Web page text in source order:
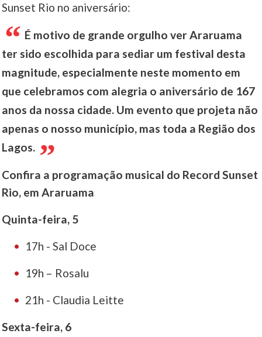
Sunset Rio no aniversário:
É motivo de grande orgulho ver Araruama
ter sido escolhida para sediar um festival desta
magnitude, especialmente neste momento em
que celebramos com alegria o aniversário de 167
anos da nossa cidade. Um evento que projeta não
apenas o nosso município, mas toda a Região dos
Lagos.
Confira a programação musical do Record Sunset
Rio, em Araruama
Quinta-feira, 5
17h - Sal Doce
19h – Rosalu
21h - Claudia Leitte
Sexta-feira, 6